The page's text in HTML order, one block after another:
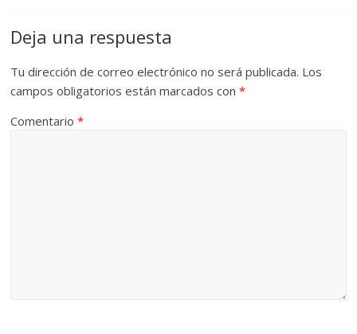
Deja una respuesta
Tu dirección de correo electrónico no será publicada. Los
campos obligatorios están marcados con*
Comentario*